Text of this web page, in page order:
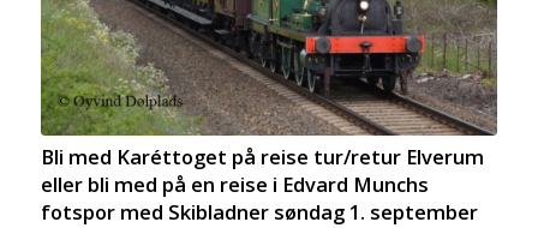
Bli med Karéttoget på reise tur/retur Elverum
eller bli med på en reise i Edvard Munchs
fotspor med Skibladner søndag 1. september